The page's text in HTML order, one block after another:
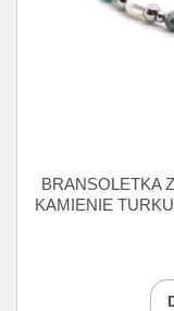
BRANSOLETKA
KAMIENIE